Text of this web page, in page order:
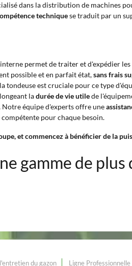
dans la distribution de machines
techniquese traduit par un
permet de traiter et d'expédier
possible et en parfait état,sans frais
tondeuse est cruciale pour ce type
ladurée de vie utilede
Notre équipe d'experts offre une
pour chaque besoin.
et commencez à bénéficier de la
gamme de plus
du gazon Ligne Professionnelle